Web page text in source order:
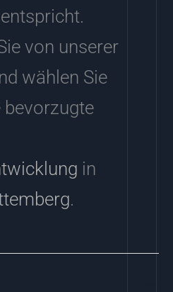
von unserer
wählen Sie
bevorzugte
in
.